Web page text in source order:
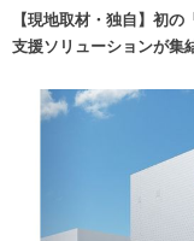
【現地取材・独自】初
支援ソリューションが集